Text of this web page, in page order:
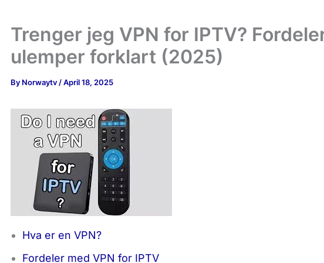
Trenger jeg VPN for IPTV?
ulemper forklart (2025)
By Norwaytv/April 18, 2025
Hva er en VPN?
Fordeler med VPN for IPTV